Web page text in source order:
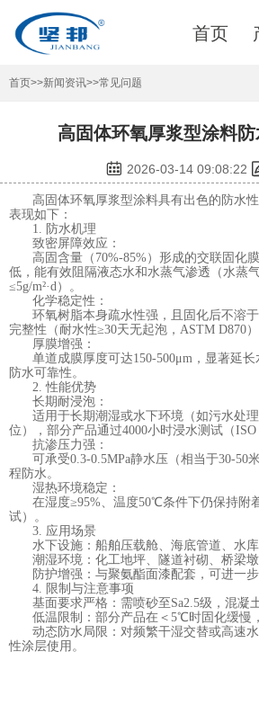
首页
首页>>新闻资讯>>常见问题
高固体环氧厚浆型涂料
2026-03-14 09:08:22
高固体环氧厚浆型涂料具有出色的防水
表现如下：
1. 防水机理
致密屏障效应：
高固含量（70%-85%）形成的交联固化
低，能有效阻隔液态水和水蒸气渗透（水蒸
≤5g/m²·d）。
化学稳定性：
环氧树脂本身疏水性强，且固化后不溶
完整性（耐水性≥30天无起泡，ASTM D870）
厚膜增强：
单道成膜厚度可达150-500μm，显著延
防水可靠性。
2. 性能优势
长期耐浸泡：
适用于长期潮湿或水下环境（如污水处
位），部分产品通过4000小时浸水测试（ISO
抗渗压力强：
可承受0.3-0.5MPa静水压（相当于30-50
程防水。
湿热环境稳定：
在湿度≥95%、温度50℃条件下仍保持附
试）。
3. 应用场景
水下设施：船舶压载舱、海底管道、水库
潮湿环境：化工地坪、隧道衬砌、桥梁墩
防护增强：与聚氨酯面漆配套，可进一
4. 限制与注意事项
基面要求严格：需喷砂至Sa2.5级，混凝
低温限制：部分产品在＜5℃时固化缓慢
动态防水局限：对频繁干湿交替或高速
性涂层使用。